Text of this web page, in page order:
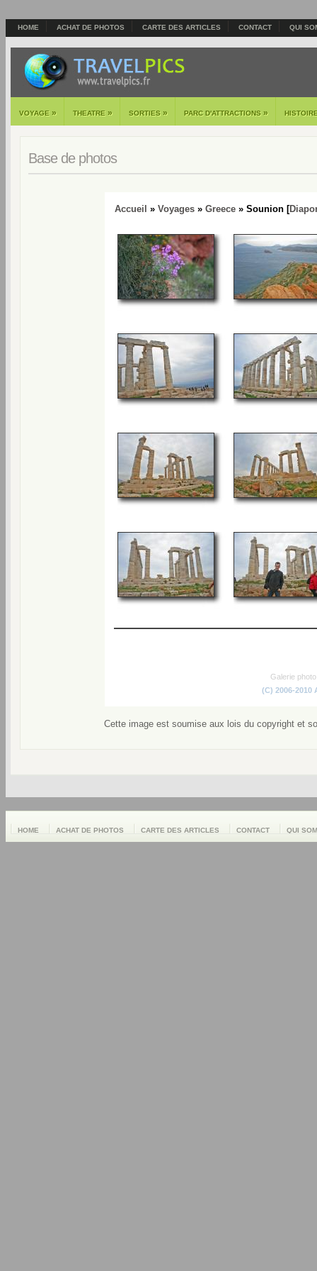
HOME ACHAT DE PHOTOS CARTE DES ARTICLES CONTACT QUI
VOYAGE » THEATRE » SORTIES » PARC D'ATTRACTIONS »
Base de photos
Accueil » Voyages» Greece» Sounion [
Galerie
(C) 2006-2010
Cette image est soumise aux lois du copyright et
HOME ACHAT DE PHOTOS CARTE DES ARTICLES CONTACT QUI